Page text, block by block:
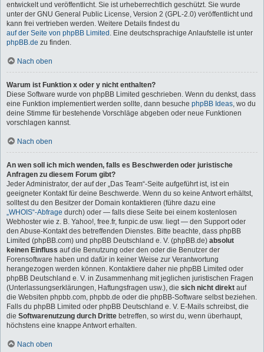
entwickelt und veröffentlicht. Sie ist urheberrechtlich geschützt. Sie wurde
unter der GNU General Public License, Version 2 (GPL-2.0) veröffentlicht und
kann frei vertrieben werden. Weitere Details findest du
auf der Seite von phpBB Limited . Eine deutschsprachige Anlaufstelle ist unter
phpBB.de zu finden.
Nach oben
Warum ist Funktion x oder y nicht enthalten?
Diese Software wurde von phpBB Limited geschrieben. Wenn du denkst, dass
eine Funktion implementiert werden sollte, dann besuche phpBB Ideas, wo du
deine Stimme für bestehende Vorschläge abgeben oder neue Funktionen
vorschlagen kannst.
Nach oben
An wen soll ich mich wenden, falls es Beschwerden oder juristische
Anfragen zu diesem Forum gibt?
Jeder Administrator, der auf der „Das Team“-Seite aufgeführt ist, ist ein
geeigneter Kontakt für deine Beschwerde. Wenn du so keine Antwort erhältst,
solltest du den Besitzer der Domain kontaktieren (führe dazu eine
„WHOIS“-Abfrage durch) oder — falls diese Seite bei einem kostenlosen
Webhoster wie z. B. Yahoo!, free.fr, funpic.de usw. liegt — den Support oder
den Abuse-Kontakt des betreffenden Dienstes. Bitte beachte, dass phpBB
Limited (phpBB.com) und phpBB Deutschland e. V. (phpBB.de) absolut
keinen Einfluss auf die Benutzung oder den oder die Benutzer der
Forensoftware haben und dafür in keiner Weise zur Verantwortung
herangezogen werden können. Kontaktiere daher nie phpBB Limited oder
phpBB Deutschland e. V. in Zusammenhang mit jeglichen juristischen Fragen
(Unterlassungserklärungen, Haftungsfragen usw.), die sich nicht direkt auf
die Websiten phpbb.com, phpbb.de oder die phpBB-Software selbst beziehen.
Falls du phpBB Limited oder phpBB Deutschland e. V. E-Mails schreibst, die
die Softwarenutzung durch Dritte betreffen, so wirst du, wenn überhaupt,
höchstens eine knappe Antwort erhalten.
Nach oben